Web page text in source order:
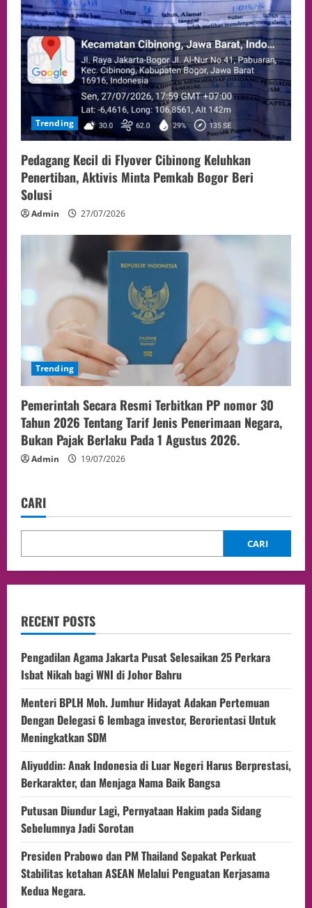
Trending
Pedagang Kecil di Flyover Cibinong Keluhkan
Penertiban, Aktivis Minta Pemkab Bogor Beri
Solusi
Admin 27/07/2026
Trending
Pemerintah Secara Resmi Terbitkan PP nomor 30
Tahun 2026 Tentang Tarif Jenis Penerimaan Negara,
Bukan Pajak Berlaku Pada 1 Agustus 2026.
Admin 19/07/2026
CARI
CARI
RECENT POSTS
Pengadilan Agama Jakarta Pusat Selesaikan 25 Perkara
Isbat Nikah bagi WNI di Johor Bahru
Menteri BPLH Moh. Jumhur Hidayat Adakan Pertemuan
Dengan Delegasi 6 lembaga investor, Berorientasi Untuk
Meningkatkan SDM
Aliyuddin: Anak Indonesia di Luar Negeri Harus Berprestasi,
Berkarakter, dan Menjaga Nama Baik Bangsa
Putusan Diundur Lagi, Pernyataan Hakim pada Sidang
Sebelumnya Jadi Sorotan
Presiden Prabowo dan PM Thailand Sepakat Perkuat
Stabilitas ketahan ASEAN Melalui Penguatan Kerjasama
Kedua Negara.